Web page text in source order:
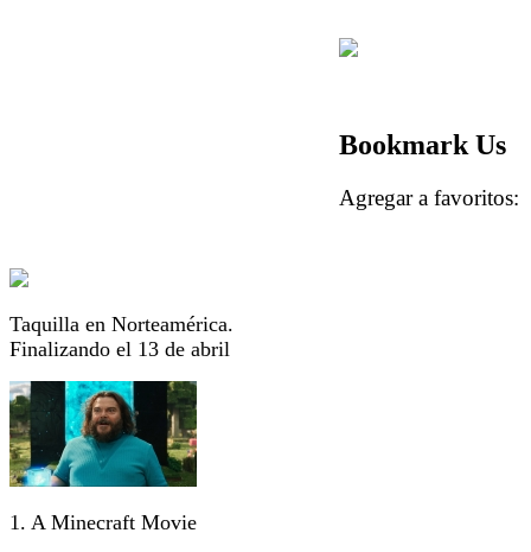
Taquilla en Norteamérica.
Finalizando el 13 de abril
1. A Minecraft Movie
Bookmark Us
Agregar a